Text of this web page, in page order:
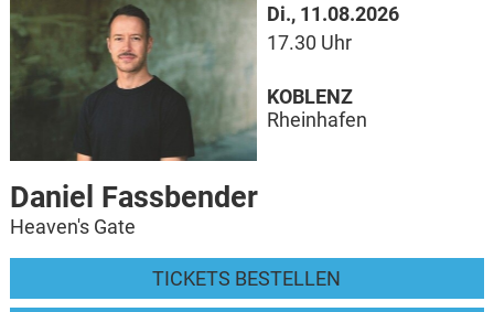
Di., 11.08.2026
17.30 Uhr
Daniel Fassbender
Heaven's Gate
TICKETS BESTELLEN
KOBLENZ
Rheinhafen